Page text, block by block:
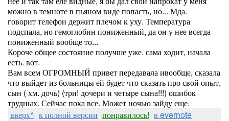
можно в темноте в пьяном виде попасть, но... Мда.
говорит телефон держит плечом к уху. Температура
подспала, но гемоглобин пониженный, да он у нее всегда
пониженный вообще то...
Короче общее состояние получше уже. сама ходит, начала
есть. вот.
Вам всем ОГРОМНЫЙ привет передавала ивообще, сказала
что выйдет из больницы ей будет что сказать про свой опыт,
сын ( хм. дочь) (три! дочери и четыре сына!!!) ошибок
трудных. Сейчас пока все. Может ночью зайду еще.
вверх^ к полной версии понравилось! в evernote